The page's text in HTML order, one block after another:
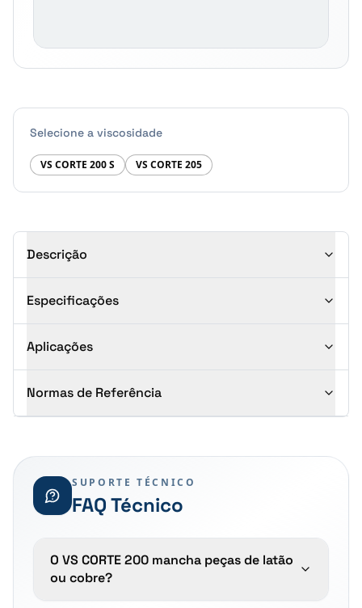
Selecione a viscosidade
VS CORTE 200 S VS CORTE 205
Descrição
Especificações
Aplicações
Normas de Referência
SUPORTE TÉCNICO
FAQ Técnico
O VS CORTE 200 mancha peças de latão
ou cobre?